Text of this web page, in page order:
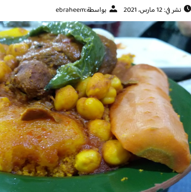
نشر في: 12 مارس، 2021 بواسطة:ebraheem